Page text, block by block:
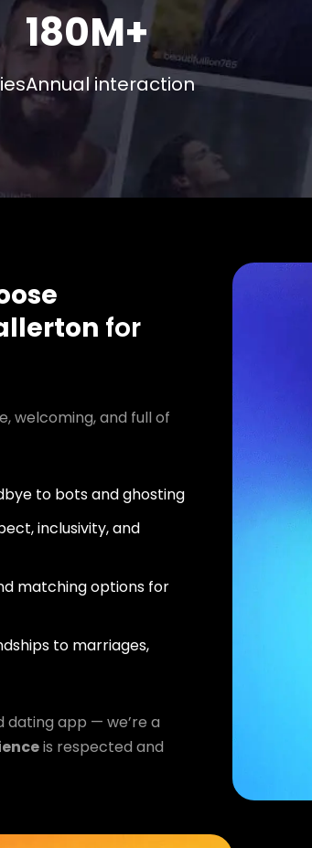
180M+
Annual interaction
for
welcoming, and full of
to bots and ghosting
inclusivity, and
matching options for
to marriages,
dating app — we’re a
is respected and